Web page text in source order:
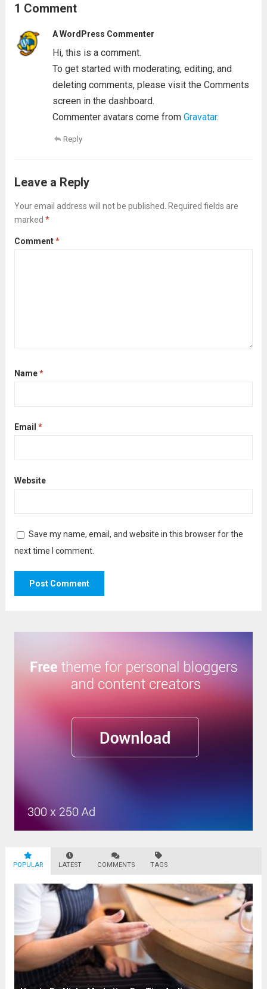
dolor...Read more
1 Comment
A WordPress Commenter
Hi, this is a comment.
To get started with moderating, editing, and
deleting comments, please visit the Comments
screen in the dashboard.
Commenter avatars come from Gravatar.
Reply
Leave a Reply
Your email address will not be published. Required fields are
marked *
Comment*
Name*
Email *
Website
Save my name, email, and website in this browser for the
next time I comment.
POPULAR LATEST COMMENTS TAGS